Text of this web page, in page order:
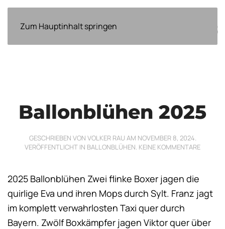
Zum Hauptinhalt springen
EVENTS
Ballonblühen 2025
GESCHRIEBEN VON VOLKER RAU AM NOVEMBER 8, 2024.
VERÖFFENTLICHT IN BALLONBLÜHEN. KEINE KOMMENTAREZU
2025 Ballonblühen Zwei flinke Boxer jagen die
quirlige Eva und ihren Mops durch Sylt. Franz jagt
im komplett verwahrlosten Taxi quer durch
Bayern. Zwölf Boxkämpfer jagen Viktor quer über